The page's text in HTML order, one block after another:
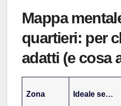
Mappa
quartieri: per
adatti (e cosa
Zona Ideale se…